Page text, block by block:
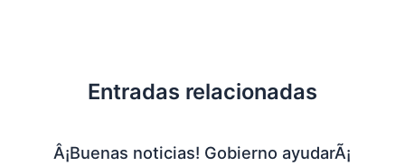
Entradas relacionadas
Â¡Buenas noticias! Gobierno ayudarÃ¡